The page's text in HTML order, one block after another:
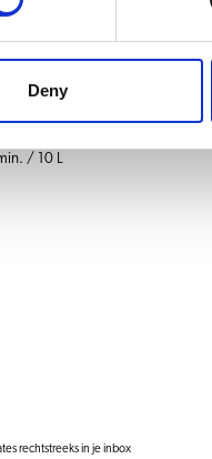
Deny
3N~ 50Hz 8380W
/ 10 L
rechtstreeks in je inbox